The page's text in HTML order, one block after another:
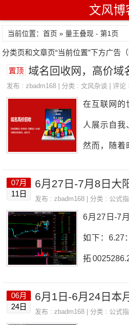
文风博
当前位置：首页 » 量王叠现 - 第1页
分类页和文章页“当前位置”下方广告（
置顶 域名回收网，高价域名回收，闲置域名回收
发布 :zbadm168 | 分类 :文风杂谈 | 评论
在互联网的
人展示自我
然而，随着
了原有的
信联系我，
回收高价域
07月
11日
发布 :zbadm168 | 分类 : 公式
6月27日-7
如下：6.27
拓
2388，天桥
06月
24日
发布 :zbadm168 | 分类 : 公式